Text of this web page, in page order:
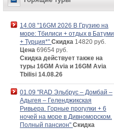
14.08 "16GM 2026 В Грузию на
море: Тбилиси + отдых в Батуми
+ Турция*" Скидка 14820 руб.
Цена 69654 руб.
Скидка действует также на
туры 16GM Avia и 16GM Avia
Tbilisi 14.08.26
01.09 "RAD Эльбрус – Домбай –
Адыгея – Геленджикская
Ривьера. Горные прогулки + 6
ночей на море в Дивноморском.
Полный пансион" Скидка